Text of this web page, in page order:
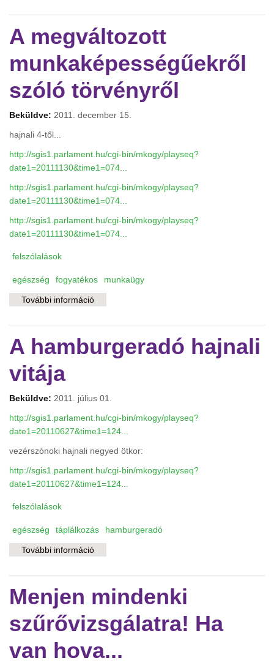
A megváltozott
munkaképességűekről
szóló törvényről
Beküldve: 2011. december 15.
hajnali 4-től...
http://sgis1.parlament.hu/cgi-bin/mkogy/playseq?
date1=20111130&time1=074...
http://sgis1.parlament.hu/cgi-bin/mkogy/playseq?
date1=20111130&time1=074...
http://sgis1.parlament.hu/cgi-bin/mkogy/playseq?
date1=20111130&time1=074...
felszólalások
egészség fogyatékos munkaügy
További információ
A hamburgeradó hajnali
vitája
Beküldve: 2011. július 01.
http://sgis1.parlament.hu/cgi-bin/mkogy/playseq?
date1=20110627&time1=124...
vezérszónoki hajnali negyed ötkor:
http://sgis1.parlament.hu/cgi-bin/mkogy/playseq?
date1=20110627&time1=124...
felszólalások
egészség táplálkozás hamburgeradó
További információ
Menjen mindenki
szűrővizsgálatra! Ha
van hova...